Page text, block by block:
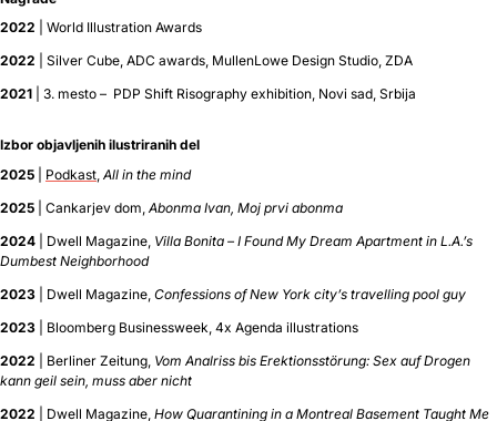
2022 | World Illustration Awards
2022 | Silver Cube, ADC awards, MullenLowe Design Studio, ZDA
2021 | 3. mesto – PDP Shift Risography exhibition, Novi sad, Srbija
Izbor objavljenih ilustriranih del
2025
Podkast All in the mind
2025 | Cankarjev dom, Abonma Ivan, Moj prvi abonma
2024 | Dwell Magazine, Villa Bonita – I Found My Dream Apartment in L.A.’s
Dumbest Neighborhood
2023 | Dwell Magazine, Confessions of New York city’s travelling pool guy
2023 | Bloomberg Businessweek, 4x Agenda illustrations
2022 | Berliner Zeitung, Vom Analriss bis Erektionsstörung: Sex auf Drogen
kann geil sein, muss aber nicht
2022 | Dwell Magazine, How Quarantining in a Montreal Basement Taught Me